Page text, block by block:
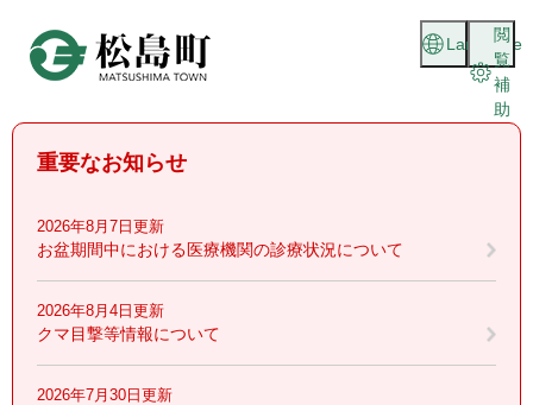
頭
閲
覧
補
助
Language
重要なお知らせ
2026年8月7日更新
お盆期間中における医療機関の診療状況について
2026年8月4日更新
クマ目撃等情報について
2026年7月30日更新